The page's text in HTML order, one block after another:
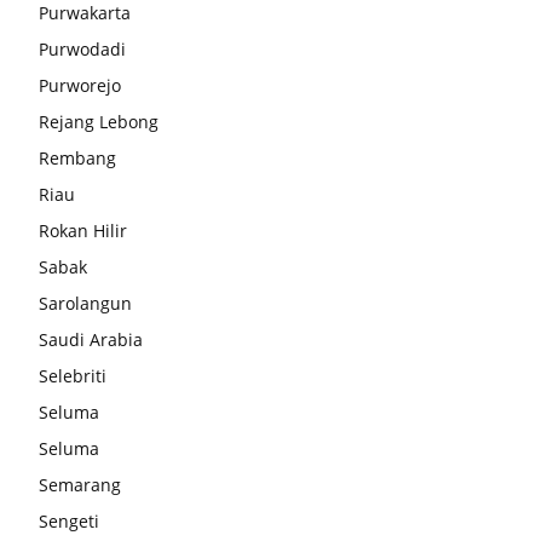
Purwakarta
Purwodadi
Purworejo
Rejang Lebong
Rembang
Riau
Rokan Hilir
Sabak
Sarolangun
Saudi Arabia
Selebriti
Seluma
Seluma
Semarang
Sengeti